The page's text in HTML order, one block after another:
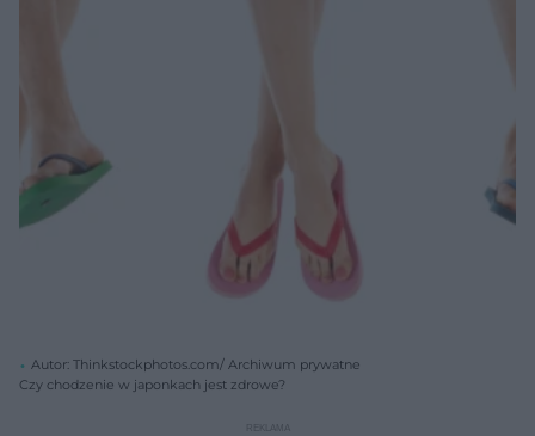
Autor: Thinkstockphotos.com/ Archiwum prywatne
Czy chodzenie w japonkach jest zdrowe?